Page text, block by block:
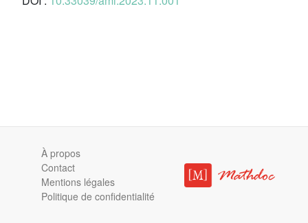
À propos
Contact
Mentions légales
Politique de confidentialité